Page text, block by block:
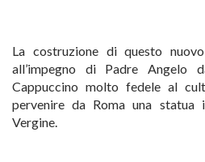
La costruzione di questo
all’impegno di Padre Angelo
Cappuccino molto fedele al
pervenire da Roma una statua
Vergine.